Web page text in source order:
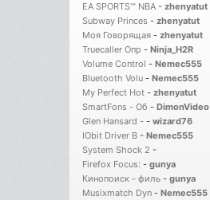
EA SPORTS™ NBA - zhenyatut
Subway Princes - zhenyatut
Моя Говорящая - zhenyatut
Truecaller Опр - Ninja_H2R
Volume Control - Nemec555
Bluetooth Volu - Nemec555
My Perfect Hot - zhenyatut
SmartFons - Об - DimonVideo
Glen Hansard - - wizard76
IObit Driver B - Nemec555
System Shock 2 -
Firefox Focus: - gunya
Кинопоиск－филь - gunya
Musixmatch Dyn - Nemec555